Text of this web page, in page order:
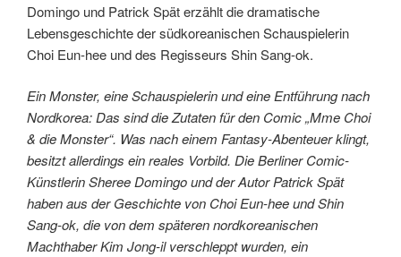
Domingo und Patrick Spät erzählt die dramatische
Lebensgeschichte der südkoreanischen Schauspielerin
Choi Eun-hee und des Regisseurs Shin Sang-ok.
Ein Monster, eine Schauspielerin und eine Entführung nach
Nordkorea: Das sind die Zutaten für den Comic „Mme Choi
& die Monster“. Was nach einem Fantasy-Abenteuer klingt,
besitzt allerdings ein reales Vorbild. Die Berliner Comic-
Künstlerin Sheree Domingo und der Autor Patrick Spät
haben aus der Geschichte von Choi Eun-hee und Shin
Sang-ok, die von dem späteren nordkoreanischen
Machthaber Kim Jong-il verschleppt wurden, ein